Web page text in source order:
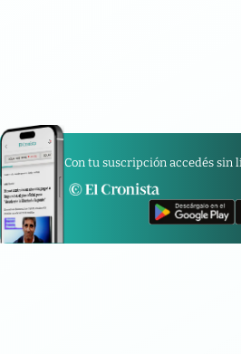
Con tu suscripción accedés sin